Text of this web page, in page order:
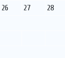
26 27 28